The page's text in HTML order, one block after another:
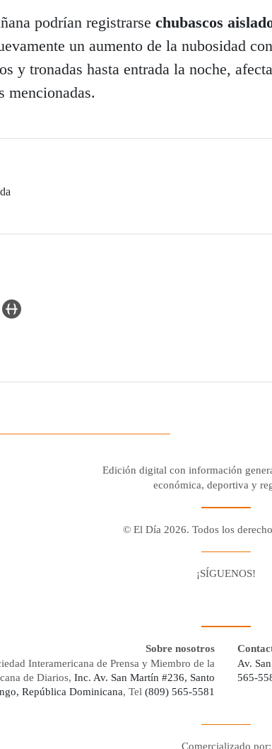
podrían registrarse chubascos
un aumento de la nubosidad con
y tronadas hasta entrada la noche,
mencionadas.
Icon
user_url Icon
Edición digital con información
económica, deportiva y
© El Día 2026. Todos los
¡SÍGUENOS!
Sobre nosotros
Interamericana de Prensa y Miembro de la
de Diarios, Inc. Av. San Martín #236, Santo
República Dominicana, Tel (809) 565-5581
Av.
565-
Comercializado por: